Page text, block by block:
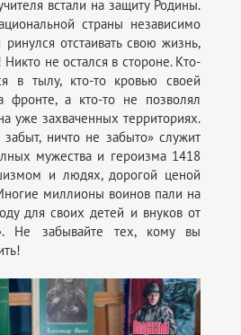
встали на защиту Родины.
страны независимо
отстаивать свою жизнь,
не остался в стороне. Кто-
в тылу, кто-то кровью своей
фронте, а кто-то не позволял
уже захваченных территориях.
ничто не забыто» служит
мужества и героизма 1418
и людях, дорогой ценой
миллионы воинов пали на
для своих детей и внуков от
Не забывайте тех, кому вы